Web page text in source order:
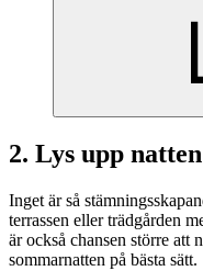
2. Lys upp natten
Inget är så
terrassen eller trädgården
är också chansen större att
sommarnatten på bästa sätt.